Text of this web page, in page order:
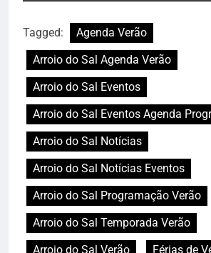
Tagged:
Agenda Verão
Arroio do Sal Agenda Verão
Arroio do Sal Eventos
Arroio do Sal Eventos Agenda
Arroio do Sal Notícias
Arroio do Sal Notícias Eventos
Arroio do Sal Programação Verão
Arroio do Sal Temporada Verão
Arroio do Sal Verão
Férias de